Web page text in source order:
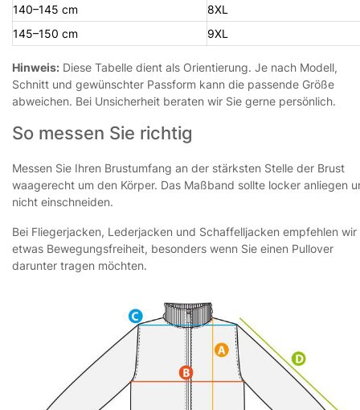
140–145 cm
8XL
145–150 cm
9XL
Hinweis: Diese Tabelle dient als Orientierung. Je nach Modell,
Schnitt und gewünschter Passform kann die passende Größe
abweichen. Bei Unsicherheit beraten wir Sie gerne persönlich.
So messen Sie richtig
Messen Sie Ihren Brustumfang an der stärksten Stelle der Brust
waagerecht um den Körper. Das Maßband sollte locker anliegen
nicht einschneiden.
Bei Fliegerjacken, Lederjacken und Schaffelljacken empfehlen wir
etwas Bewegungsfreiheit, besonders wenn Sie einen Pullover
darunter tragen möchten.